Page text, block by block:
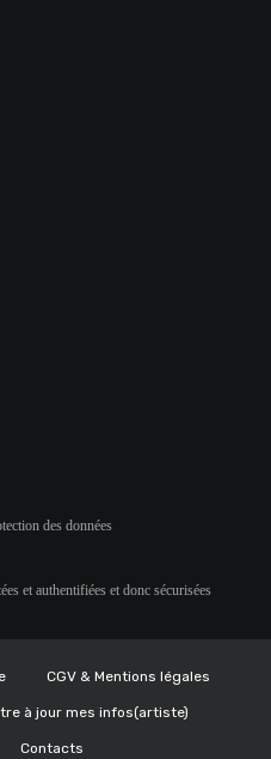
des données
et authentifiées et donc sécurisées
CGV & Mentions légales
à jour mes infos(artiste)
Contacts